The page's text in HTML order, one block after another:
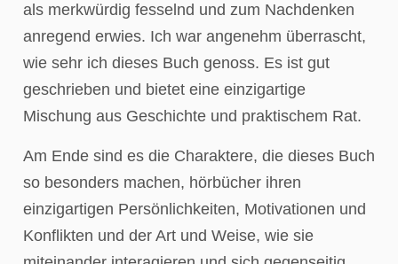
als merkwürdig fesselnd und zum Nachdenken
anregend erwies. Ich war angenehm überrascht,
wie sehr ich dieses Buch genoss. Es ist gut
geschrieben und bietet eine einzigartige
Mischung aus Geschichte und praktischem Rat.
Am Ende sind es die Charaktere, die dieses Buch
so besonders machen, hörbücher ihren
einzigartigen Persönlichkeiten, Motivationen und
Konflikten und der Art und Weise, wie sie